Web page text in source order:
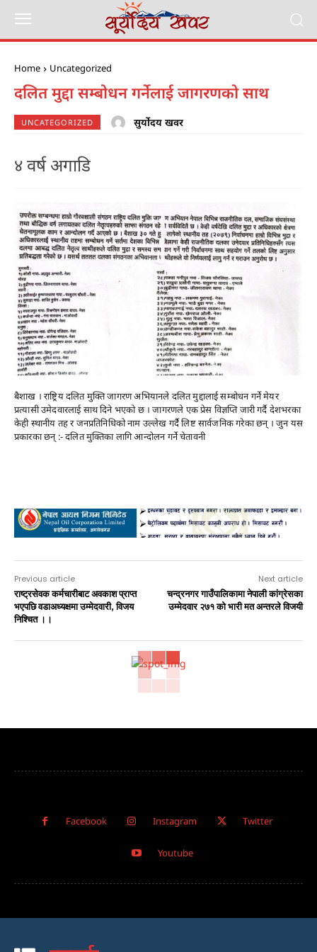
Home Uncategorized
दलित मुद्दा सम्बोधन गर्नेलाई जागरणको साथ
UNCATEGORIZED सुर्योदय खवर
४ वर्ष अगाडि
बैशाख । राष्ट्रिय दलित मुक्ति जागरण अभियानले दलित मुद्दालाई सम्बोधन गर्ने मेयर
प्रत्यासी उमेदवारलाई साथ दिने भएको छ । जागरणले एक प्रेस विज्ञप्ति जारी गर्दै देशभरका
केही स्थानीय तह र जनप्रतिनिधिको नाम उल्लेख गर्दै लिष्ट सार्वजनिक गरेका छन् । जुन यस
प्रकारका छन् :- दलित मुक्तिका लागि आन्दोलन गर्ने चेतावनी
Previous article
राष्ट्रसेवक कर्मचारीबाट अवकाश प्राप्त
भएपछि वडाअध्यक्षमा उम्मेदवारी, विजय
निश्चित ।।
Next article
चन्द्रनगर गाउँपालिकामा नेपाली कांग्रेसका
उम्मेदवार २७१ को भारी मत अन्तरले विजयी
Facebook Instagram Twitter
Youtube